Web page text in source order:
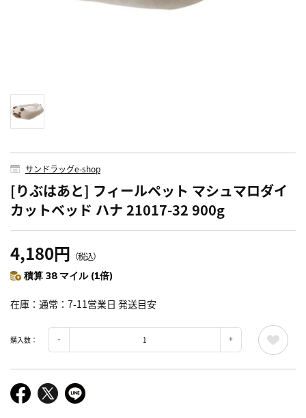
サンドラッグe-shop
[りぶはあと] フィールペット マシュマロダイ
カットベッド ハナ 21017-32 900g
4,180円 （税込）
積算 38 マイル (1倍)
在庫 通常：7-11営業日 発送目安
購入数：